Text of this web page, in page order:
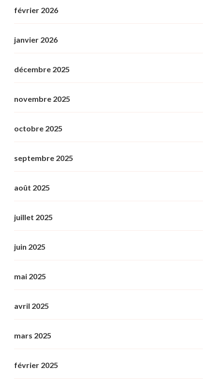
février 2026
janvier 2026
décembre 2025
novembre 2025
octobre 2025
septembre 2025
août 2025
juillet 2025
juin 2025
mai 2025
avril 2025
mars 2025
février 2025